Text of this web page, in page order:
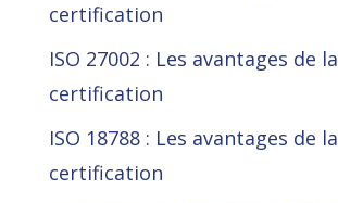
certification
ISO 27002 : Les avantages de la
certification
ISO 18788 : Les avantages de la
certification